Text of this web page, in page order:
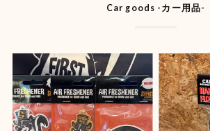
Car goods -カー用品-